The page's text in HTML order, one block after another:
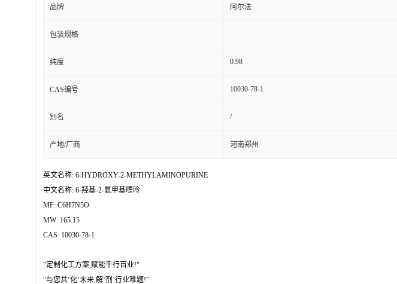
品牌 阿尔法
包装规格
纯度 0.98
CAS编号 10030-78-1
别名 /
产地/厂商 河南郑州
英文名称: 6-HYDROXY-2-METHYLAMINOPURINE
中文名称: 6-羟基-2-氨甲基嘌呤
MF: C6H7N5O
MW: 165.15
CAS: 10030-78-1
"定制化工方案,赋能千行百业!"
"与您共‘化’未来,解‘剂’行业难题!"